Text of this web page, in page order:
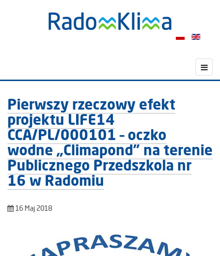
Pierwszy rzeczowy efekt
projektu LIFE14
CCA/PL/000101 – oczko
wodne „Climapond” na terenie
Publicznego Przedszkola nr
16 w Radomiu
16 Maj 2018